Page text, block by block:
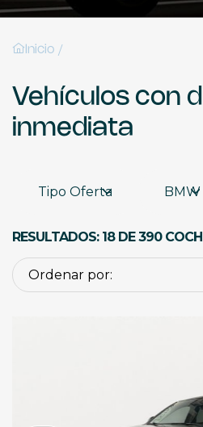
Inicio /
Vehículos con
inmediata
Tipo Oferta BMW
RESULTADOS: 18 DE 390
Ordenar por: